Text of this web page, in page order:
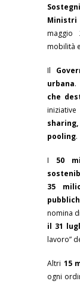
Ministri
maggio
mobilità
Il
urbana.
che
pooling.
I 50
35
nomina
il 31
lavoro”
Altri 15
ogni